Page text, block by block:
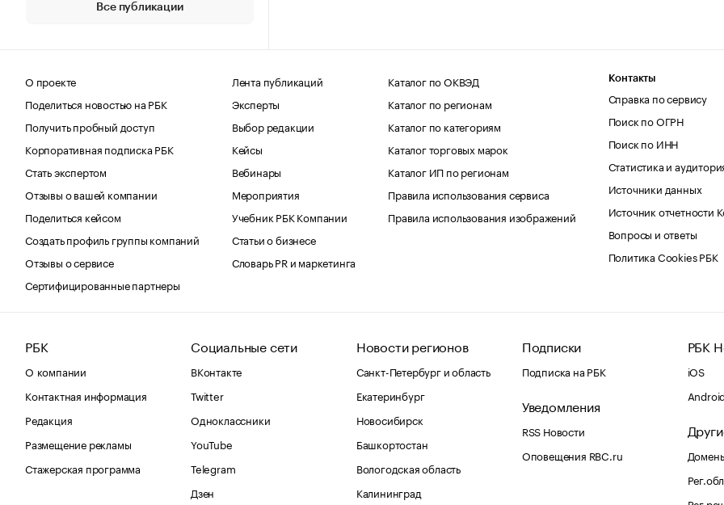
Все публикации
О проекте
Поделиться новостью на РБК
Получить пробный доступ
Корпоративная подписка РБК
Стать экспертом
Отзывы о вашей компании
Поделиться кейсом
Создать профиль группы компаний
Отзывы о сервисе
Сертифицированные партнеры
Лента публикаций
Эксперты
Выбор редакции
Кейсы
Вебинары
Мероприятия
Учебник РБК Компании
Статьи о бизнесе
Словарь PR и маркетинга
Каталог по ОКВЭД
Каталог по регионам
Каталог по категориям
Каталог торговых марок
Каталог ИП по регионам
Правила использования сервиса
Правила использования изображений
Контакты
Справка по сервису
Поиск по ОГРН
Поиск по ИНН
Статистика и
Источники данных
Источник отчетности
Вопросы и ответы
Политика Cookies РБК
РБК
О компании
Контактная информация
Редакция
Размещение рекламы
Стажерская программа
Социальные сети
ВКонтакте
Twitter
Одноклассники
YouTube
Telegram
Дзен
Новости регионов
Санкт-Петербург и область
Екатеринбург
Новосибирск
Башкортостан
Вологодская область
Калининград
Подписки
Подписка на РБК
Уведомления
RSS Новости
Оповещения RBC.ru
РБК
iOS